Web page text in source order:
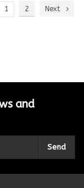
1 2 Next
and
Send